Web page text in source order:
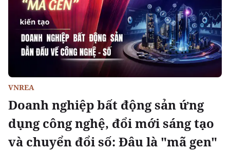
Doanh nghiệp bất động sản ứng
dụng công nghệ, đổi mới sáng tạo
và chuyển đổi số: Đâu là "mã gen"
VNREA